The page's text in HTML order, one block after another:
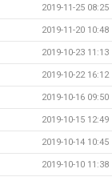
2019-11-25 08:25
2019-11-20 10:48
2019-10-23 11:13
2019-10-22 16:12
2019-10-16 09:50
2019-10-15 12:49
2019-10-14 10:45
2019-10-10 11:38